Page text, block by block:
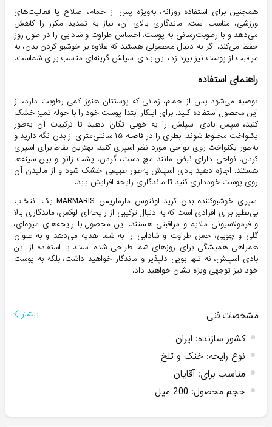
همچنین برای استفاده روزانه، به‌ویژه پس از حمام، اصلاح یا فعالیت‌های
ورزشی، مناسب است. ماندگاری بالای آن، نیاز به تمدید مکرر را کاهش
می‌دهد و با رطوبت‌رسانی به پوست، احساس طراوت و شادابی را در طول روز
حفظ می‌کند. اگر به دنبال محصولی هستید که علاوه بر خوشبو کردن بدن، به
مراقبت از پوست نیز بپردازد، این بادی اسپلش گزینه‌ای مناسب برای شماست.
راهنمای استفاده
توصیه می‌شود پس از حمام، زمانی که پوستتان هنوز کمی رطوبت دارد، از
این محصول استفاده کنید. برای اینکار ابتدا پوست خود را با حوله تمیز خشک
کنید، سپس بادی اسپلش را به خوبی تکان دهید تا ترکیبات آن به‌طور
یکنواخت مخلوط شوند. بطری را در فاصله ۱۵ سانتی‌متری از بدن نگه دارید و
به‌طور یکنواخت روی نواحی مورد نظر اسپری کنید. بهترین نقاط برای اسپری
کردن، نواحی دارای نبض مانند مچ دست، گردن، پشت زانو و بین سینه‌ها
هستند. اجازه دهید بادی اسپلش به‌طور طبیعی خشک شود و از مالیدن آن
روی پوست خودداری کنید تا ماندگاری رایحه افزایش یابد.
اسپری خوشبوکننده بدن کرید اونتوس مارماریس MARMARIS یک انتخاب
بی‌نظیر برای افرادی است که به دنبال ترکیبی از رایحه‌ای لوکس، ماندگاری بالا
و فرمولاسیونی ملایم و مراقبتی هستند. این محصول با رایحه‌های میوه‌ای،
گلی و چوبی، حس طراوت و شادابی را به شما هدیه می‌دهد و به عنوان
همراهی همیشگی برای روزهای شما طراحی شده است. با استفاده از این
بادی اسپلش، نه تنها بویی دلپذیر و ماندگار خواهید داشت، بلکه به پوست
خود نیز توجهی ویژه نشان خواهید داد.
مشخصات فنی بیشتر
کشور سازنده: ایران
نوع رایحه: خنک و تلخ
مناسب برای:آقایان
حجم محصول: 200 میل